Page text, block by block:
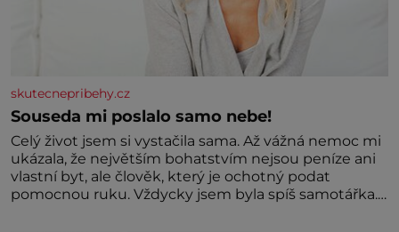
skutecnepribehy.cz
Souseda mi poslalo samo nebe!
Celý život jsem si vystačila sama. Až vážná nemoc mi
ukázala, že největším bohatstvím nejsou peníze ani
vlastní byt, ale člověk, který je ochotný podat
pomocnou ruku. Vždycky jsem byla spíš samotářka.